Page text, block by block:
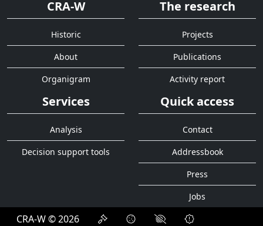
CRA-W
Historic
About
Organigram
The research
Projects
Publications
Activity report
Services
Analysis
Decision support tools
Quick access
Contact
Addressbook
Press
Jobs
CRA-W © 2026